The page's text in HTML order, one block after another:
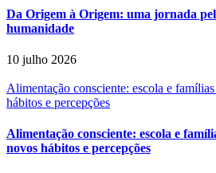
Da Origem à Origem: uma jornada
humanidade
10 julho 2026
Alimentação consciente: escola e
hábitos e percepções
Alimentação consciente: escola e
novos hábitos e percepções